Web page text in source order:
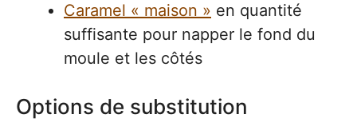
Caramel « maison » en quantité
suffisante pour napper le fond du
moule et les côtés
Options de substitution